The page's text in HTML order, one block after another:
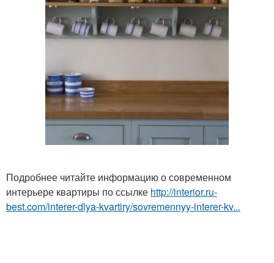
Подробнее читайте информацию о современном
интерьере квартиры по ссылке http://interior.ru-
best.com/interer-dlya-kvartiry/sovremennyy-interer-kv...